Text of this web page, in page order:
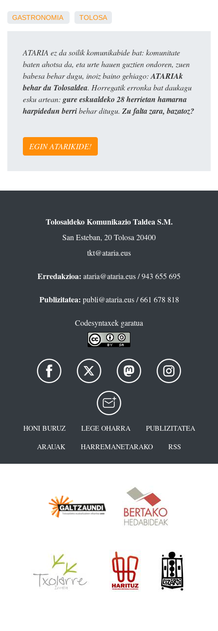
GASTRONOMIA TOLOSA
ATARIA ez da soilik komunikabide bat: komunitate
baten ahotsa da, eta urte hauen guztien ondoren, zuen
babesa behar dugu, inoiz baino gehiago:ATARIAk
behar du Tolosaldea. Horregatik erronka bat daukagu
esku artean: gure eskualdeko 28 herrietan hamarna
harpidedun berribehar ditugu. Zu falta zara, bazatoz?
EGIN ATARIKIDE!
Tolosaldeko Komunikazio Taldea S.M.
San Esteban, 20 Tolosa 20400
tkt@ataria.eus
Erredakzioa: ataria@ataria.eus/ 943 655 695
Publizitatea: publi@ataria.eus/ 661 678 818
Codesyntaxek garatua
HONI BURUZ LEGE OHARRA
PUBLIZITATEA
ARAUAK
HARREMANETARAKO RSS